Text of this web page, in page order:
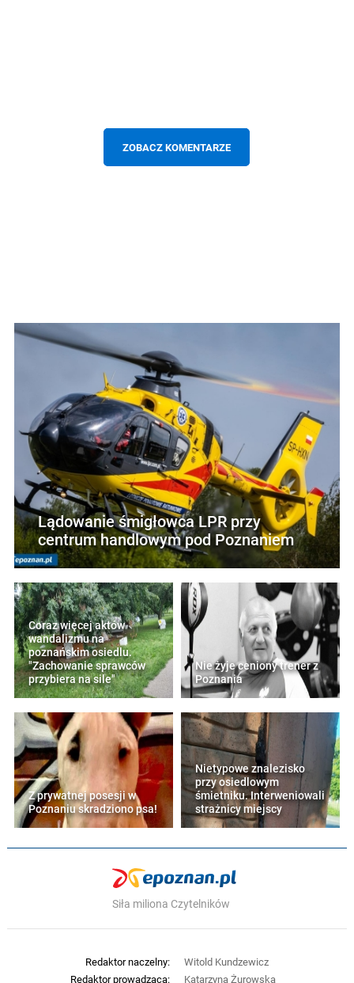
ZOBACZ KOMENTARZE
Lądowanie śmigłowca LPR przy
centrum handlowym pod Poznaniem
Coraz więcej aktów
wandalizmu na
poznańskim osiedlu.
"Zachowanie sprawców
przybiera na sile"
Nie żyje ceniony trener z
Poznania
Z prywatnej posesji w
Poznaniu skradziono psa!
Nietypowe znalezisko
przy osiedlowym
śmietniku. Interweniowali
strażnicy miejscy
Siła miliona Czytelników
Redaktor naczelny:
Witold Kundzewicz
Redaktor prowadząca:
Katarzyna Żurowska